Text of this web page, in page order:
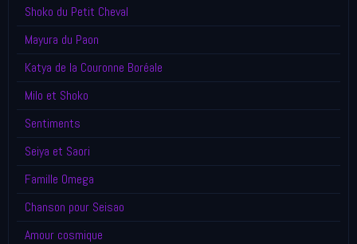
Shoko du Petit Cheval
Mayura du Paon
Katya de la Couronne Boréale
Milo et Shoko
Sentiments
Seiya et Saori
Famille Omega
Chanson pour Seisao
Amour cosmique